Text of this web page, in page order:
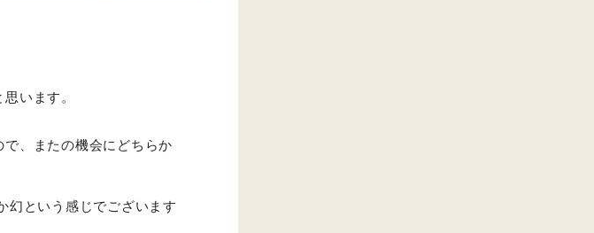
います。
、またの機会にどちらか
幻という感じでございます